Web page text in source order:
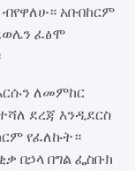
ብየዋለሁ። አቡበከርም
ፈፅሞ
ለመምከር
ደረጃ እንዲደርስ
የፈለኩት።
በኃላ በግል ፌስቡክ